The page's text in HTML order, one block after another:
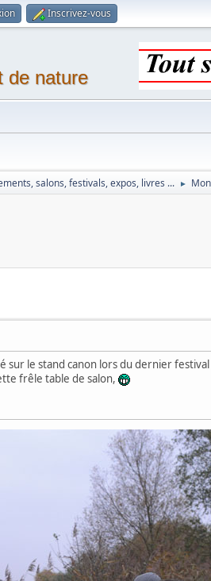
Inscrivez-vous
de nature
salons, festivals, expos, livres ... ►
sur le stand canon lors du dernier
frêle table de salon,